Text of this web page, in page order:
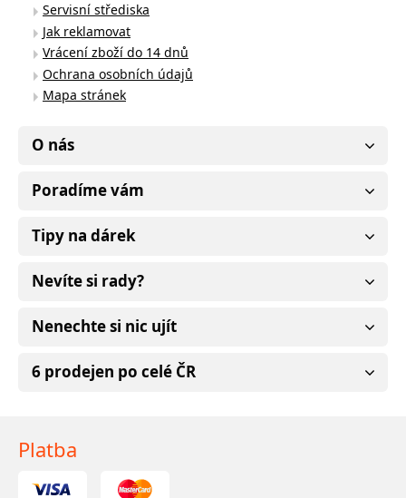
Servisní střediska
Jak reklamovat
Vrácení zboží do 14 dnů
Ochrana osobních údajů
Mapa stránek
O nás
Poradíme vám
Tipy na dárek
Nevíte si rady?
Nenechte si nic ujít
6 prodejen po celé ČR
Platba